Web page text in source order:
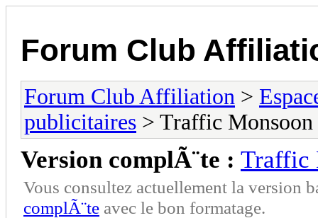
Forum Club
Forum Club Affiliation >
publicitaires > Traffic
Version complÃ¨te : Traffic
Vous consultez actuellement la
complÃ¨te avec le bon formatage.